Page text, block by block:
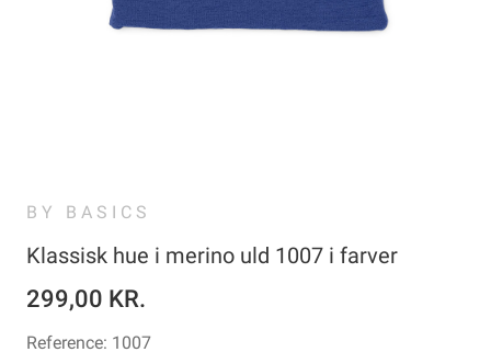
BY BASICS
Klassisk hue i merino uld 1007 i farver
299,00 KR.
Reference: 1007